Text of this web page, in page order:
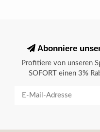
Abonniere
Profitiere von unseren
SOFORT einen 3%